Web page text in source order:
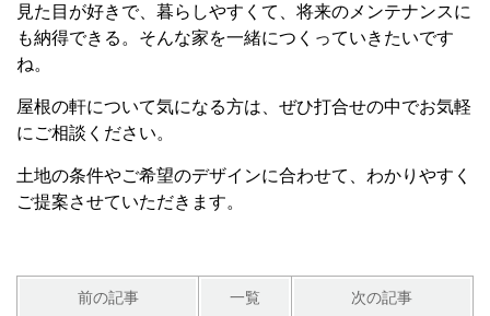
見た目が好きで、暮らしやすくて、将来のメンテナンスに
も納得できる。そんな家を一緒につくっていきたいです
ね。
屋根の軒について気になる方は、ぜひ打合せの中でお気軽
にご相談ください。
土地の条件やご希望のデザインに合わせて、わかりやすく
ご提案させていただきます。
前の記事 一覧 次の記事